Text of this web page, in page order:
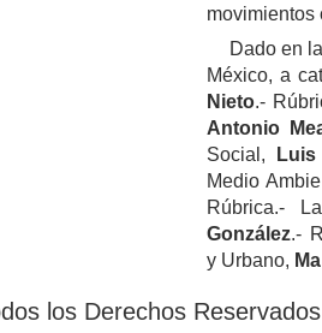
movimientos
Dado en
México, a
Nieto.-
Antonio
Social,
Medio
Rúbrica.-
González.-
y Urbano,
los Derechos